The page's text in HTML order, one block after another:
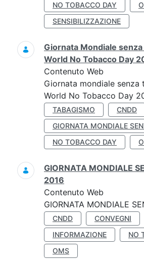
NO TOBACCO DAY
SENSIBILIZZAZIONE
Giornata Mondiale
World No Tobacco Day
Contenuto Web
Giornata mondiale senza
World No Tobacco Day
TABAGISMO
CNDD
GIORNATA MONDIALE
NO TOBACCO DAY
GIORNATA MONDIALE
2016
Contenuto Web
GIORNATA MONDIALE
CNDD
CONVEGNI
INFORMAZIONE
NO
OMS